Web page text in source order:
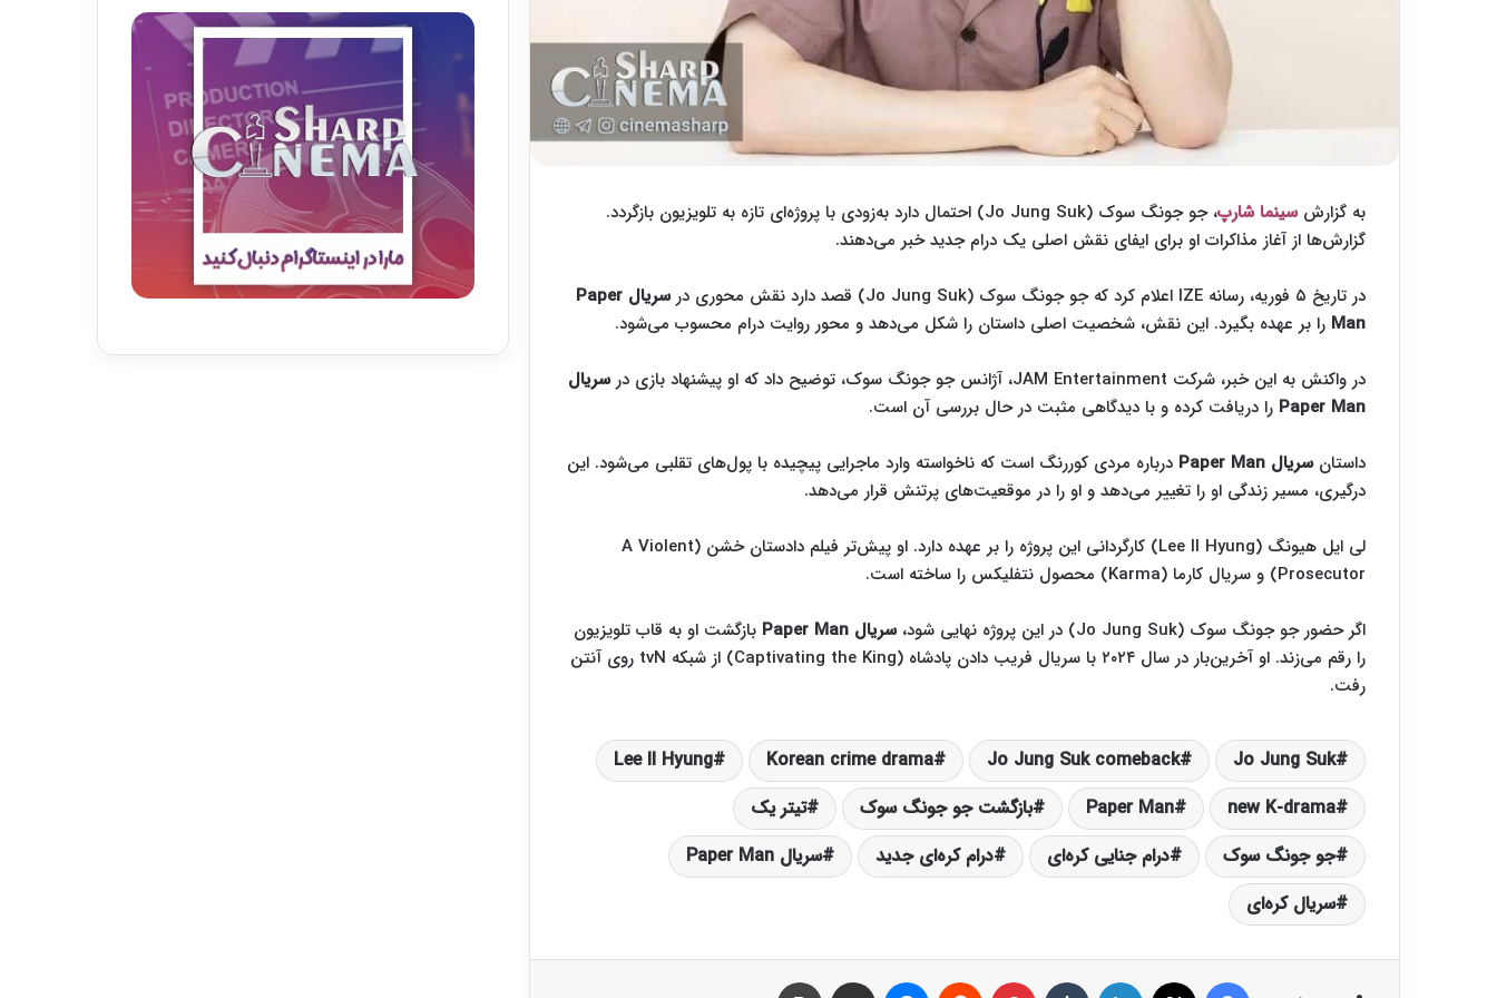
به گزارشسینما شارپ
، جو جونگ سوک (Jo Jung Suk) احتمال دارد به‌زودی با پروژه‌ای تازه به تلویزیون بازگردد.
گزارش‌ها از آغاز مذاکرات او برای ایفای نقش اصلی یک درام جدید خبر می‌دهند.
در تاریخ ۵ فوریه، رسانه IZE اعلام کرد که جو جونگ سوک (Jo Jung Suk) قصد دارد نقش محوری در
سریال Paper
Man را بر عهده بگیرد. این نقش، شخصیت اصلی داستان را شکل می‌دهد و محور روایت درام محسوب می‌شود.
در واکنش به این خبر، شرکت JAM Entertainment، آژانس جو جونگ سوک، توضیح داد که او پیشنهاد بازی در
سریال
Paper Man را دریافت کرده و با دیدگاهی مثبت در حال بررسی آن است.
داستانسریال Paper Man
درباره مردی کوررنگ است که ناخواسته وارد ماجرایی پیچیده با پول‌های تقلبی می‌شود. این
درگیری، مسیر زندگی او را تغییر می‌دهد و او را در موقعیت‌های پرتنش قرار می‌دهد.
لی ایل هیونگ (Lee Il Hyung) کارگردانی این پروژه را بر عهده دارد. او پیش‌تر فیلم دادستان خشن (A Violent
Prosecutor) و سریال کارما (Karma) محصول نتفلیکس را ساخته است.
اگر حضور جو جونگ سوک (Jo Jung Suk) در این پروژه نهایی شود، سریال Paper Man
بازگشت او به قاب تلویزیون
را رقم می‌زند. او آخرین‌بار در سال ۲۰۲۴ با سریال فریب دادن پادشاه (Captivating the King) از شبکه tvN روی آنتن
رفت.
Jo Jung Suk
Jo Jung Suk comeback
Korean crime drama
Lee Il Hyung
new K-drama
Paper Man بازگشت جو جونگ سوک
تیتر یک
جو جونگ سوک
درام جنایی کره‌ای درام کره‌ای جدید
سریال Paper Man
سریال کره‌ای